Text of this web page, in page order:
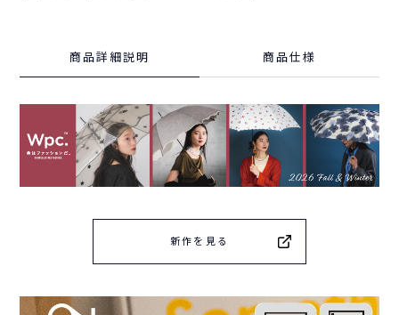
商品詳細説明 商品仕様
新作を見る